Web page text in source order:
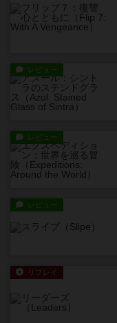
レビュー
レビュー
レビュー
リプレイ